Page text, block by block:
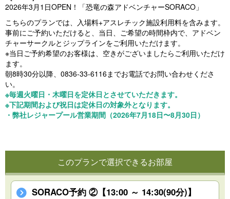
2026年3月1日OPEN！「恐竜の森アドベンチャーSORACO」
こちらのプランでは、入場料+アスレチック施設利用料を含みます。
事前にご予約いただけると、当日、ご希望の時間枠内で、アドベン
チャーサークルとジップラインをご利用いただけます。
※当日ご予約希望のお客様は、空きがございましたらご利用いただけ
ます。
朝8時30分以降、0836-33-6116までお電話でお問い合わせくださ
い。
※毎週火曜日・木曜日を定休日とさせていただきます。
※下記期間および祝日は定休日の対象外となります。
・弊社レジャープール営業期間（2026年7月18日〜8月30日）
このプランで選択できるお部屋
SORACO予約 ②【13:00 ～ 14:30(90分)】